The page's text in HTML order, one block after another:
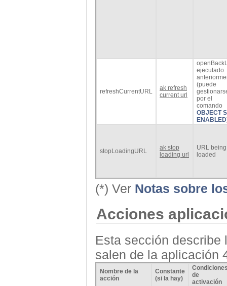
refreshCurrentURL
ak refresh
current url
ejecutado
(puede
por el
comando
OBJECT
ENABLED
stopLoadingURL
ak stop
loading url
URL being
loaded
(*) Ver Notas sobre
Acciones
Esta sección describe
salen de la aplicación
Nombre de la
acción
Constante
(si la hay)
de
activación